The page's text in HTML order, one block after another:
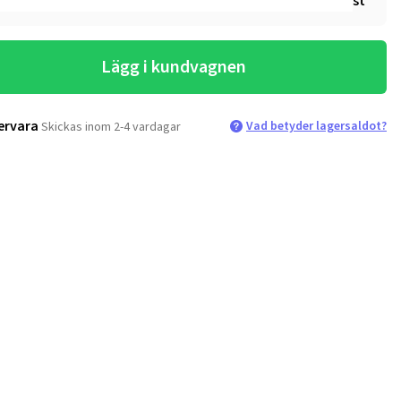
Lägg i kundvagnen
Skickas inom 2-4 vardagar Vad betyder lagersaldot?